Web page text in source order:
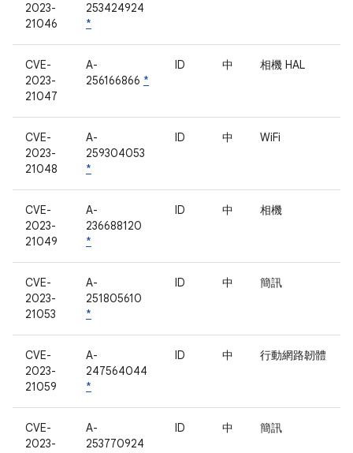
2023-
21046
253424924
*
CVE-
2023-
21047
A-
256166866 *
ID 中 相機 HAL
CVE-
2023-
21048
A-
259304053
*
ID 中 WiFi
CVE-
2023-
21049
A-
236688120
*
ID 中 相機
CVE-
2023-
21053
A-
251805610
*
ID 中 簡訊
CVE-
2023-
21059
A-
247564044
*
ID 中 行動網路韌體
CVE-
2023-
A-
253770924
ID 中 簡訊